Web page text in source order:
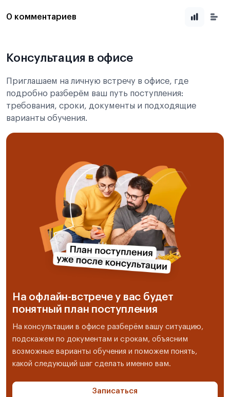
0 комментариев
Консультация в офисе
Приглашаем на личную встречу в офисе, где
подробно разберём ваш путь поступления:
требования, сроки, документы и подходящие
варианты обучения.
На офлайн-встрече у вас будет
понятный план поступления
На консультации в офисе разберём вашу ситуацию,
подскажем по документам и срокам, объясним
возможные варианты обучения и поможем понять,
какой следующий шаг сделать именно вам.
Записаться